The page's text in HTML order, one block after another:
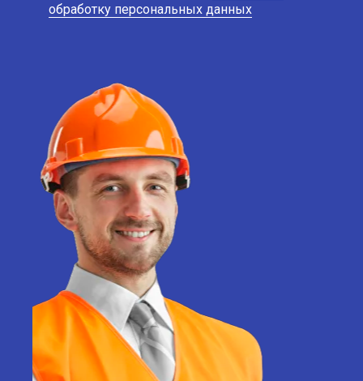
обработку персональных данных